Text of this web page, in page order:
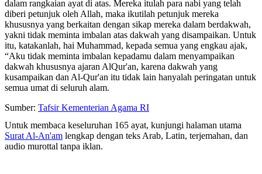
dalam rangkaian ayat di atas. Mereka itulah para nabi yang telah
diberi petunjuk oleh Allah, maka ikutilah petunjuk mereka
khususnya yang berkaitan dengan sikap mereka dalam berdakwah,
yakni tidak meminta imbalan atas dakwah yang disampaikan. Untuk
itu, katakanlah, hai Muhammad, kepada semua yang engkau ajak,
“Aku tidak meminta imbalan kepadamu dalam menyampaikan
dakwah khususnya ajaran AlQur'an, karena dakwah yang
kusampaikan dan Al-Qur'an itu tidak lain hanyalah peringatan untuk
semua umat di seluruh alam.
Sumber: Tafsir Kementerian Agama RI
Untuk membaca keseluruhan 165 ayat, kunjungi halaman utama
Surat Al-An'am lengkap dengan teks Arab, Latin, terjemahan, dan
audio murottal tanpa iklan.